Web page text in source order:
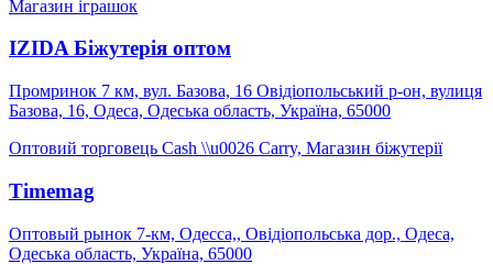
Магазин іграшок
IZIDA Біжутерія оптом
Промринок 7 км, вул. Базова, 16 Овідіопольський р-он, вулиця
Базова, 16, Одеса, Одеська область, Україна, 65000
Оптовий торговець Cash \\u0026 Carry, Магазин біжутерії
Timemag
Оптовый рынок 7-км, Одесса,, Овідіопольська дор., Одеса,
Одеська область, Україна, 65000